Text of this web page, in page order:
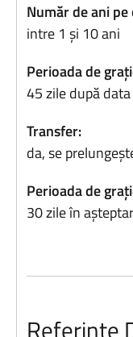
Număr de ani
intre 1 și 10 ani
Perioada de
45 zile după
Transfer:
da, se
Perioada de
30 zile în
Referințe